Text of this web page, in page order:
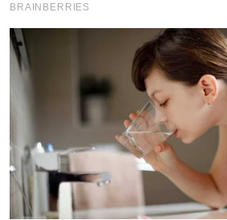
BRAINBERRIES